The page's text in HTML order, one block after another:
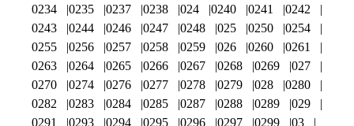
0234
0235 0237 0238 024 0240 0241
0242
0243
0244 0246 0247 0248 025 0250
0254
0255
0256 0257 0258 0259 026 0260
0261
0263
0264 0265 0266 0267 0268 0269
027
0270
0274 0276 0277 0278 0279 028
0280
0282
0283 0284 0285 0287 0288 0289
029
0291
0293 0294 0295 0296 0297 0299 03